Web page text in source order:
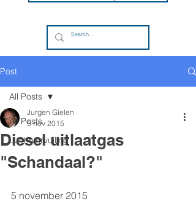
Post
All Posts
Luchtvervuiling
All Posts
Diesel uitlaatgas
"Schandaal?"
Jurgen Gielen
5 nov 2015
5 november 2015